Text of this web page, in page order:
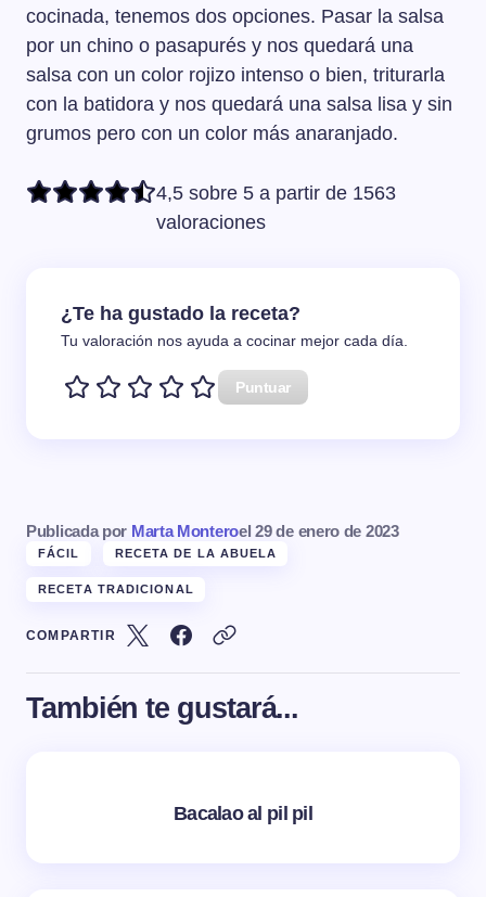
cocinada, tenemos dos opciones. Pasar la salsa
por un chino o pasapurés y nos quedará una
salsa con un color rojizo intenso o bien, triturarla
con la batidora y nos quedará una salsa lisa y sin
grumos pero con un color más anaranjado.
4,5 sobre 5 a partir de 1563
valoraciones
¿Te ha gustado la receta?
Tu valoración nos ayuda a cocinar mejor cada día.
Puntuar
Publicada por Marta Monteroel 29 de enero de 2023
FÁCIL RECETA DE LA ABUELA
RECETA TRADICIONAL
COMPARTIR
También te gustará...
Bacalao al pil pil